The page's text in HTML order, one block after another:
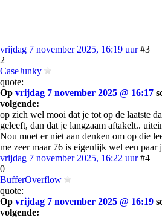
vrijdag 7 november 2025, 16:19 uur #3
2
CaseJunky
quote:
Op vrijdag 7 november 2025 @ 16:17
volgende:
op zich wel mooi dat je tot op de laatste
geleeft, dan dat je langzaam aftakelt..
Nou moet er niet aan denken om op die
me zeer maar 76 is eigenlijk wel een paar
vrijdag 7 november 2025, 16:22 uur #4
0
BufferOverflow
quote:
Op vrijdag 7 november 2025 @ 16:19
volgende: